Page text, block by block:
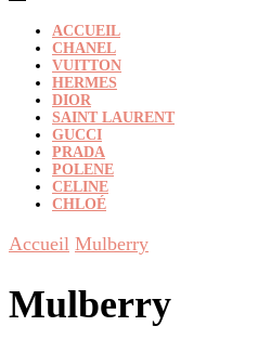
ACCUEIL
CHANEL
VUITTON
HERMES
DIOR
SAINT LAURENT
GUCCI
PRADA
POLENE
CELINE
CHLOÉ
Accueil Mulberry
Mulberry